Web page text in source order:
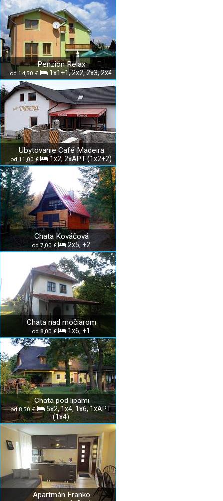
Penzión Relax
od 14,50 € 1x1+1, 2x2, 2x3, 2x4
Ubytovanie Café Madeira
od 11,00 € 1x2, 2xAPT (1x2+2)
Chata Kováčová
od 7,00 € 2x5, +2
Chata nad močiarom
od 8,00 € 1x6, +1
Chata pod lipami
od 8,50 €
5x2, 1x4, 1x6, 1xAPT
(1x4)
Apartmán Franko